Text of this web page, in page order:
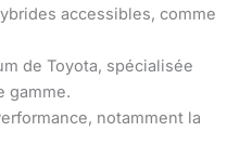
accessibles, comme
de Toyota, spécialisée
gamme.
notamment la